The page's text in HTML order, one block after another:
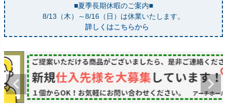
■夏季長期休暇のご案内■
8/13（木）～8/16（日）は休業いたします。
詳しくはこちらから